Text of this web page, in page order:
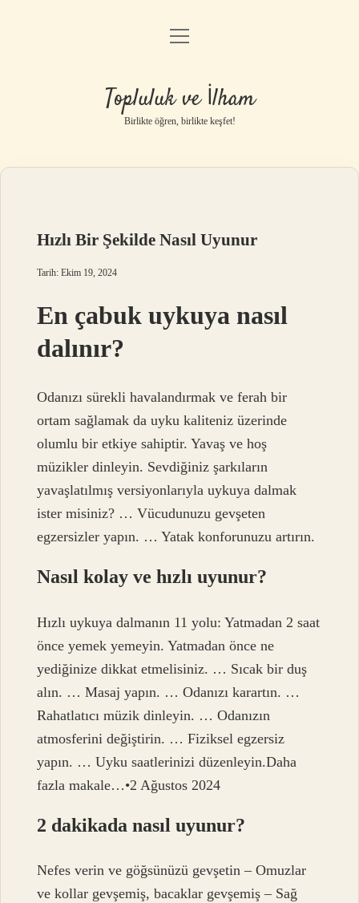
Anasayfa
Gizlilik Politikası
Yasal Uyarı
menüyü
Topluluk ve İlham
Birlikte öğren, birlikte keşfet!
Hızlı Bir Şekilde Nasıl Uyunur
Tarih: Ekim 19, 2024
En çabuk uykuya nasıl
dalınır?
Odanızı sürekli havalandırmak ve ferah bir
ortam sağlamak da uyku kaliteniz üzerinde
olumlu bir etkiye sahiptir. Yavaş ve hoş
müzikler dinleyin. Sevdiğiniz şarkıların
yavaşlatılmış versiyonlarıyla uykuya dalmak
ister misiniz? … Vücudunuzu gevşeten
egzersizler yapın. … Yatak konforunuzu artırın.
Nasıl kolay ve hızlı uyunur?
Hızlı uykuya dalmanın 11 yolu: Yatmadan 2 saat
önce yemek yemeyin. Yatmadan önce ne
yediğinize dikkat etmelisiniz. … Sıcak bir duş
alın. … Masaj yapın. … Odanızı karartın. …
Rahatlatıcı müzik dinleyin. … Odanızın
atmosferini değiştirin. … Fiziksel egzersiz
yapın. … Uyku saatlerinizi düzenleyin.Daha
fazla makale…•2 Ağustos 2024
2 dakikada nasıl uyunur?
Nefes verin ve göğsünüzü gevşetin – Omuzlar
ve kollar gevşemiş, bacaklar gevşemiş – Sağ